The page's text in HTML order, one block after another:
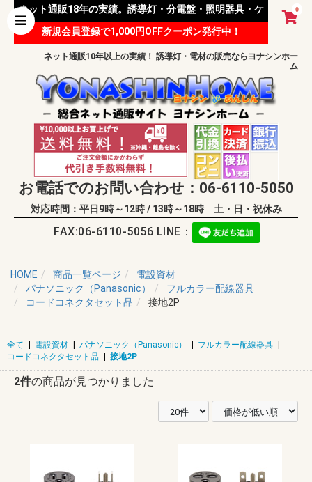
0
ネット通販18年の実績。誘導灯・分電盤・照明器具・ケ
ーブル等 様々な資材を取り扱っています。
新規会員登録で1,000円OFFクーポン発行中！
ネット通販10年以上の実績！ 誘導灯・電材の販売ならヨナシンホー
ム
お電話でのお問い合わせ：06-6110-5050
対応時間：平日9時～12時 / 13時～18時 土・日・祝休み
FAX:06-6110-5056 LINE：
HOME 商品一覧ページ
電設資材
パナソニック（Panasonic）
フルカラー配線器具
コードコネクタセット品
接地2P
全て | 電設資材 | パナソニック（Panasonic） | フルカラー配線器具 |
コードコネクタセット品 | 接地2P
2件の商品が見つかりました